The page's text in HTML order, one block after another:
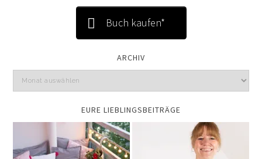
Buch kaufen*
ARCHIV
EURE LIEBLINGSBEITRÄGE